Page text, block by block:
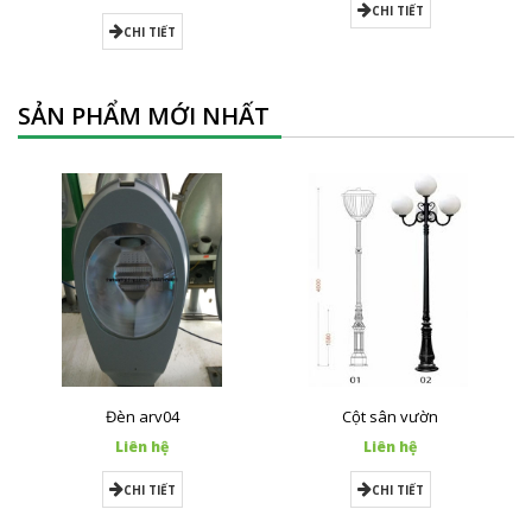
CHI TIẾT
CHI TIẾT
SẢN PHẨM MỚI NHẤT
Đèn arv04
Liên hệ
CHI TIẾT
Cột sân vườn
Liên hệ
CHI TIẾT